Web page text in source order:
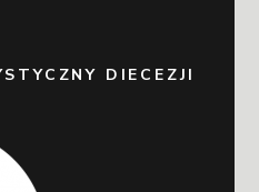
DIECEZJI